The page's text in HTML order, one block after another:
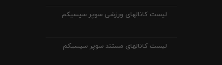
لیست کانالهای ورزشی سوپر سیسیکم
لیست کانالهای مستند سوپر سیسیکم